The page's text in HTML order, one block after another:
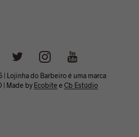
| Lojinha do Barbeiro é uma marca
| Made by Ecobite e Cb Estúdio